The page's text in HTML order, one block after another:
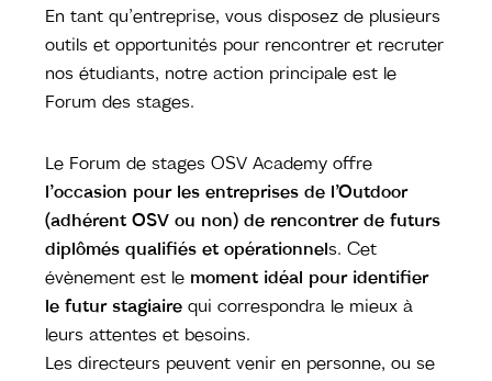
En tant qu’entreprise, vous disposez de plusieurs
outils et opportunités pour rencontrer et recruter
nos étudiants, notre action principale est le
Forum des stages.
Le Forum de stages OSV Academy offre
l’occasion pour les entreprises de l’Outdoor
(adhérent OSV ou non) de rencontrer de futurs
diplômés qualifiés et opérationnels. Cet
évènement est le moment idéal pour identifier
le futur stagiaire qui correspondra le mieux à
leurs attentes et besoins.
Les directeurs peuvent venir en personne, ou se